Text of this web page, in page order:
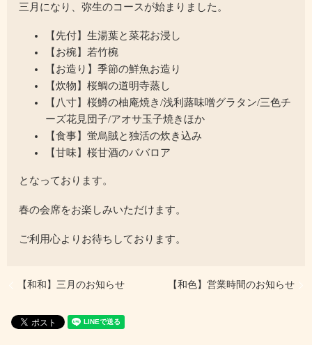
三月になり、弥生のコースが始まりました。
【先付】生湯葉と菜花お浸し
【お椀】若竹椀
【お造り】季節の鮮魚お造り
【炊物】桜鯛の道明寺蒸し
【八寸】桜鱒の柚庵焼き/浅利蕗味噌グラタン/三色チ
ーズ花見団子/アオサ玉子焼きほか
【食事】蛍烏賊と独活の炊き込み
【甘味】桜甘酒のババロア
となっております。
春の会席をお楽しみいただけます。
ご利用心よりお待ちしております。
【和和】三月のお知らせ 【和色】営業時間のお知らせ